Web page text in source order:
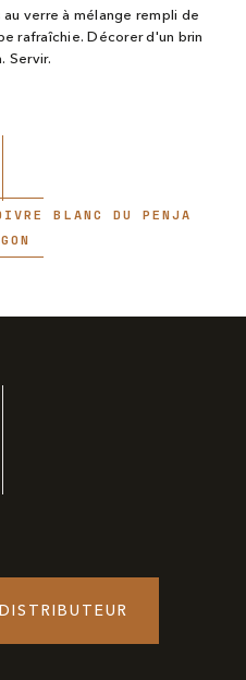
verre à mélange rempli de
rafraîchie. Décorer d'un brin
Servir.
BLANC DU PENJA